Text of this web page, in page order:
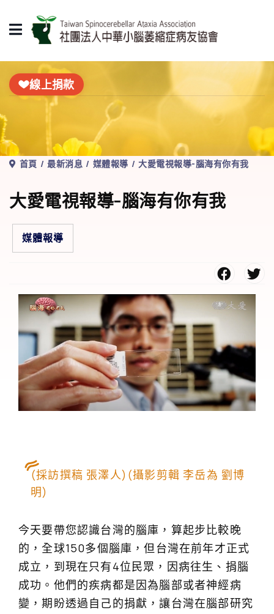
線上捐款
首頁 最新消息 媒體報導 大愛電視報導-腦海有你有我
大愛電視報導-腦海有你有我
媒體報導
(採訪撰稿 張澤人)(攝影剪輯 李岳為 劉博
明)
今天要帶您認識台灣的腦庫，算起步比較晚
的，全球150多個腦庫，但台灣在前年才正式
成立，到現在只有4位民眾，因病往生、捐腦
成功。他們的疾病都是因為腦部或者神經病
變，期盼透過自己的捐獻，讓台灣在腦部研究